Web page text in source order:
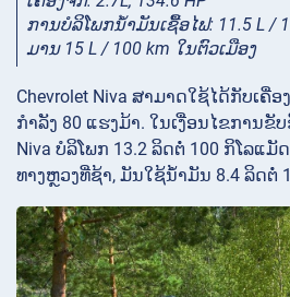
ການ​ບໍ​ລິ​ໂພກ​ນໍ້າ​ມັນ​ເຊື້ອ​ໄຟ​: 11.5 L /
ມານ 15 L / 100 km ໃນ​ຕົວ​ເມືອງ
Chevrolet Niva ສາມາດໃຊ້ໄດ້ກັບເຄື່
ກໍາລັງ 80 ແຮງມ້າ. ໃນເງື່ອນໄຂການຂັບ
Niva ບໍລິໂພກ 13.2 ລິດຕໍ່ 100 ກິໂລແ
ທາງ​ຫຼວງ​ທີ່​ຊ້າ, ມັນ​ໃຊ້​ນ້ຳມັນ 8.4 ລິດ​ຕໍ່